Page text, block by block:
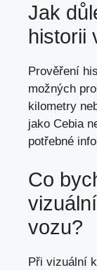
Jak
historii
Prověření
možných
kilometry
jako Cebia
potřebné
Co
vozu?
Při vizuální